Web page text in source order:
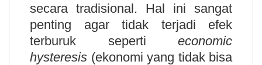
secara tradisional. Hal ini sangat
penting agar tidak terjadi efek
terburuk seperti economic
hysteresis (ekonomi yang tidak bisa